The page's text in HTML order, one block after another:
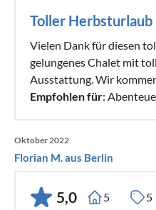
Toller Herbsturlaub
Vielen Dank für diesen
gelungenes Chalet mit
Ausstattung. Wir
Empfohlen für:
Oktober 2022
Florian M. aus Berlin
5,0 5 5